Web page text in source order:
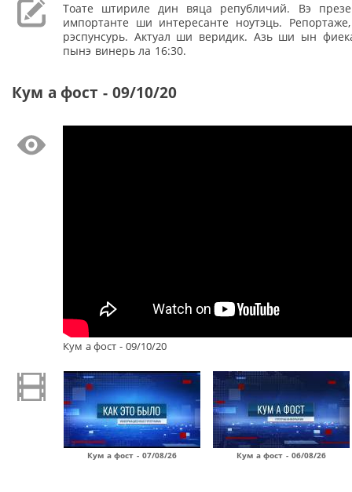
Тоате штириле дин вяца републичий. Вэ
импортанте ши интересанте ноутэць.
рэспунсурь. Актуал ши веридик. Азь ши ын
пынэ винерь ла 16:30.
Кум а фост - 09/10/20
Кум а фост - 09/10/20
Кум а фост - 07/08/26 Кум а фост - 06/08/26